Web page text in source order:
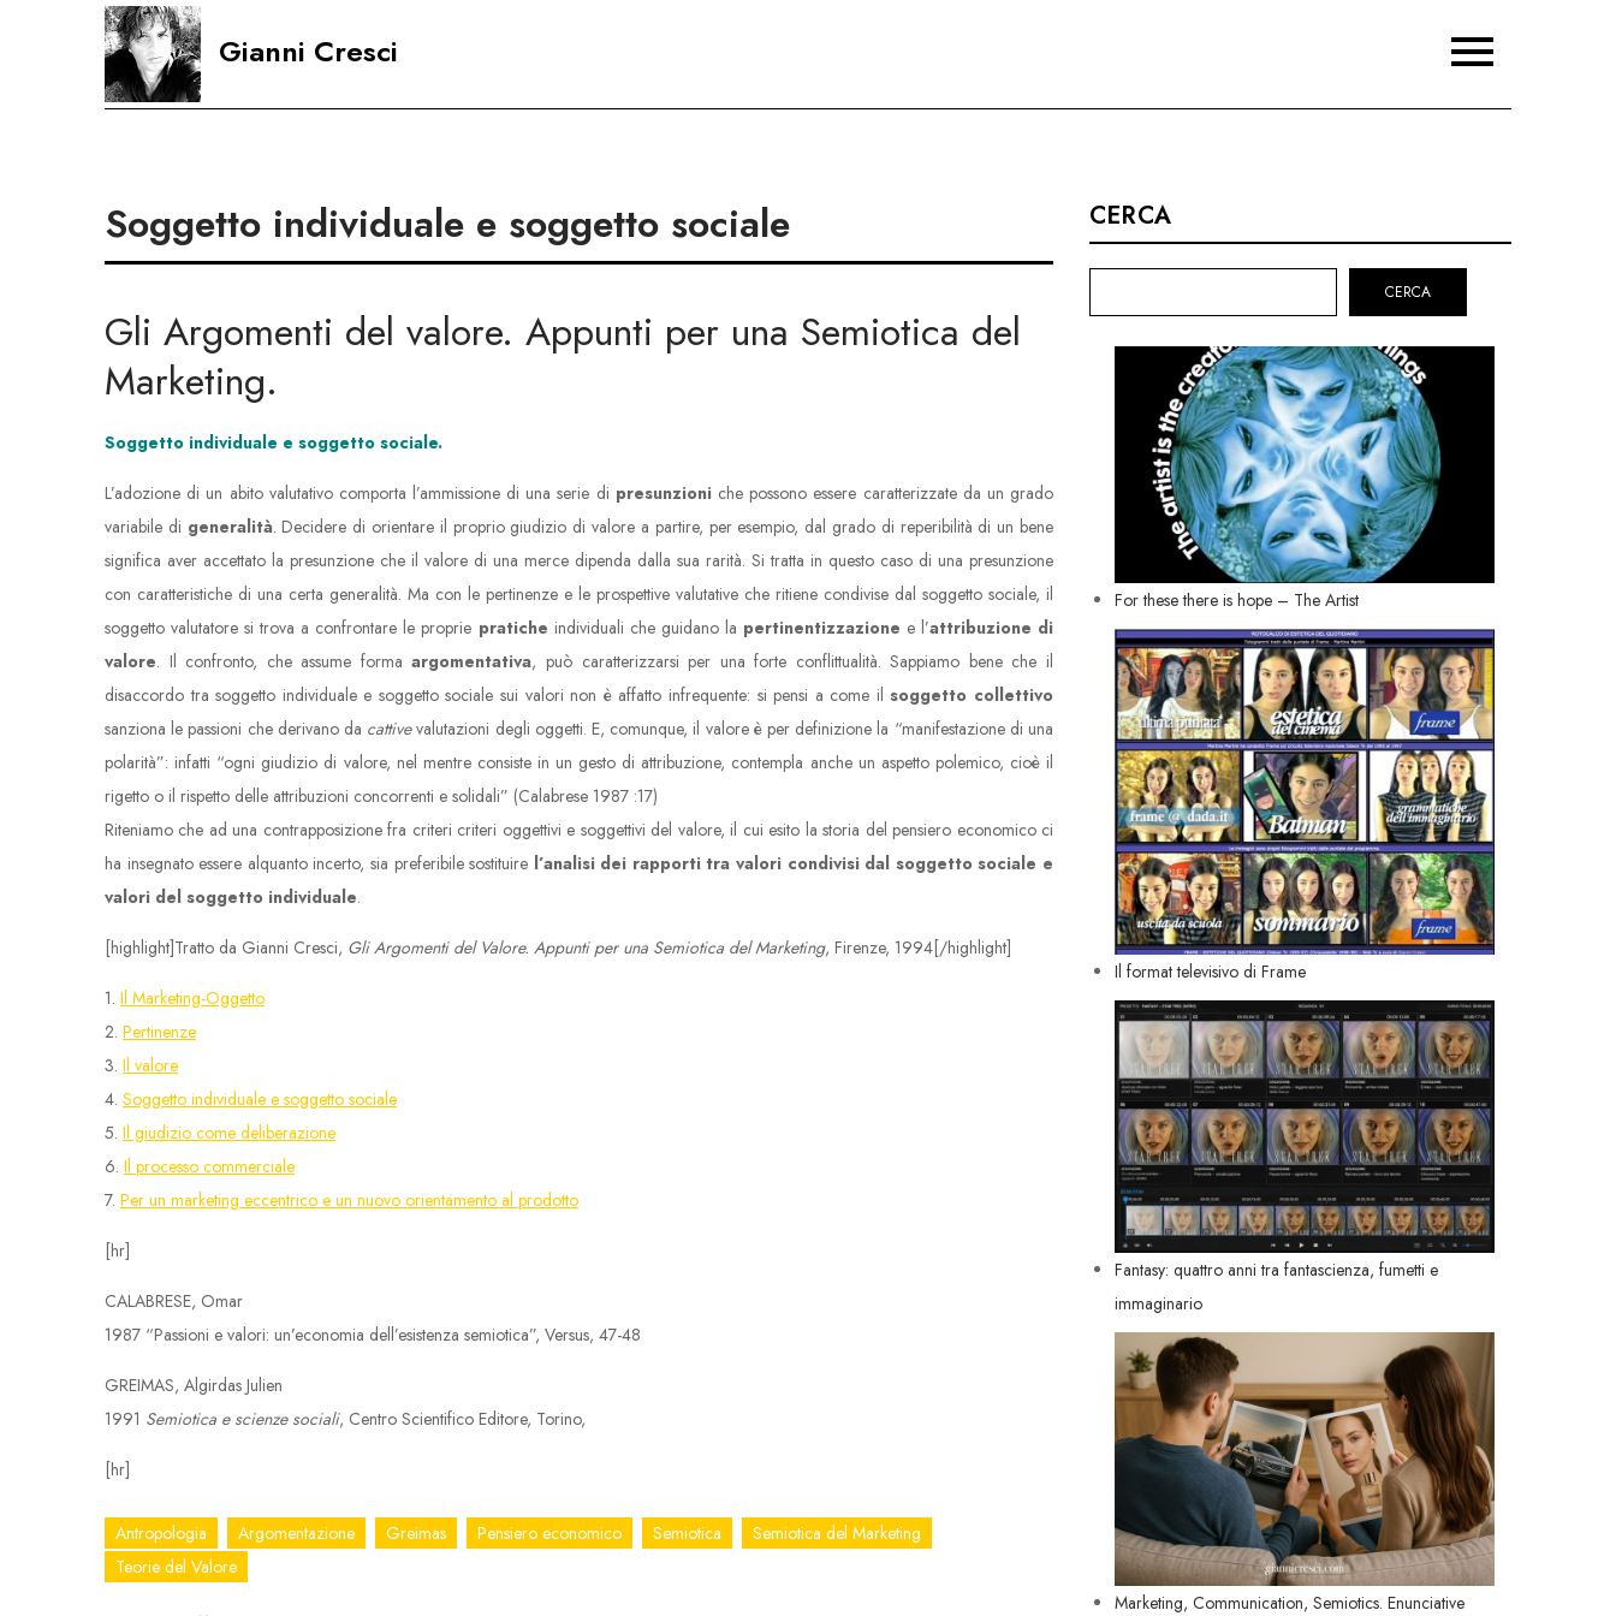
Gianni Cresci
Soggetto individuale e soggetto sociale
Gli Argomenti del valore. Appunti per una Semiotica del
Marketing.
Soggetto individuale e soggetto sociale.
L’adozione di un abito valutativo comporta l’ammissione di una serie di presunzioniche possono essere caratterizzate da un grado
variabile di generalità. Decidere di orientare il proprio giudizio di valore a partire, per esempio, dal grado di reperibilità di un bene
significa aver accettato la presunzione che il valore di una merce dipenda dalla sua rarità. Si tratta in questo caso di una presunzione
con caratteristiche di una certa generalità. Ma con le pertinenze e le prospettive valutative che ritiene condivise dal soggetto sociale, il
soggetto valutatore si trova a confrontare le proprie pratiche individuali che guidano la pertinentizzazione e l’attribuzione di
valore. Il confronto, che assume formaargomentativa, può caratterizzarsi per una forte conflittualità. Sappiamo bene che il
disaccordo tra soggetto individuale e soggetto sociale sui valori non è affatto infrequente: si pensi a come ilsoggetto collettivo
sanziona le passioni che derivano da cattivevalutazioni degli oggetti. E, comunque, il valore è per definizione la “manifestazione di una
polarità”: infatti “ogni giudizio di valore, nel mentre consiste in un gesto di attribuzione, contempla anche un aspetto polemico, cioè il
rigetto o il rispetto delle attribuzioni concorrenti e solidali” (Calabrese 1987 :17)
Riteniamo che ad una contrapposizione fra criteri criteri oggettivi e soggettivi del valore, il cui esito la storia del pensiero economico ci
ha insegnato essere alquanto incerto, sia preferibile sostituire l’analisi dei rapporti tra valori condivisi dal soggetto sociale e
valori del soggetto individuale.
[highlight]Tratto da Gianni Cresci, Gli Argomenti del Valore. Appunti per una Semiotica del Marketing, Firenze, 1994[/highlight]
1. Il Marketing-Oggetto
2. Pertinenze
3. Il valore
4. Soggetto individuale e soggetto sociale
5. Il giudizio come deliberazione
6. Il processo commerciale
7. Per un marketing eccentrico e un nuovo orientamento al prodotto
[hr]
CALABRESE, Omar
1987 “Passioni e valori: un’economia dell’esistenza semiotica”, Versus, 47-48
GREIMAS, Algirdas Julien
1991 Semiotica e scienze sociali, Centro Scientifico Editore, Torino,
[hr]
Antropologia Argomentazione Greimas Pensiero economico Semiotica
Semiotica del Marketing
Teorie del Valore
CERCA
CERCA
For these there is hope – The Artist
Il format televisivo di Frame
Fantasy: quattro anni tra fantascienza, fumetti e
immaginario
Marketing, Communication, Semiotics. Enunciative